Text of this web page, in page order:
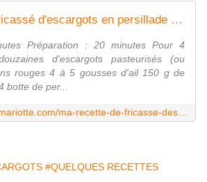
Ma recette de fricassé d'escargots en persillade - Laurent Mariotte
Préparation : 20 minutes Pour 4
d'escargots pasteurisés (ou
rouges 4 à 5 gousses d'ail 150 g de
botte de per...
#QUELQUES RECETTES